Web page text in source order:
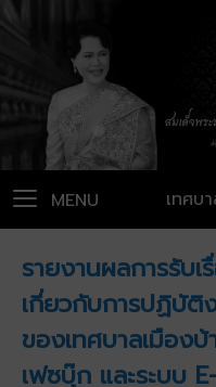
เทศบ
MENU
รายงานผลการรับ
เกี่ยวกับการปฏิบัติ
ของเทศบาลเมือง
เฟซบุ๊ก และระบบ